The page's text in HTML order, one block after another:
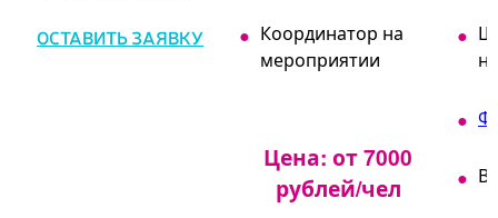
ОСТАВИТЬ ЗАЯВКУ
Координатор на
мероприятии
Цена: от 7000
рублей/чел